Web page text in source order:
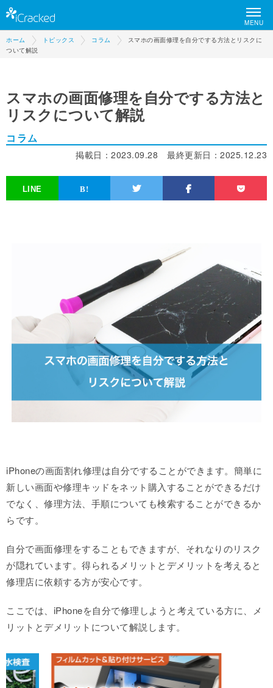
MENU
ホーム トピックス コラム
スマホの画面修理を自分でする方法とリスクに
ついて解説
スマホの画面修理を自分でする方法と
リスクについて解説
コラム
最終更新日： 2025.12.23
掲載日： 2023.09.28
iPhoneの画面割れ修理は自分ですることができます。簡単に
新しい画面や修理キッドをネット購入することができるだけ
でなく、修理方法、手順についても検索することができるか
らです。
自分で画面修理をすることもできますが、それなりのリスク
が隠れています。得られるメリットとデメリットを考えると
修理店に依頼する方が安心です。
ここでは、iPhoneを自分で修理しようと考えている方に、メ
リットとデメリットについて解説します。